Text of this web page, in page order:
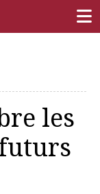
les